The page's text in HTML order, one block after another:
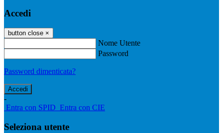
Accedi
button close ×
Nome Utente
Password
Password dimenticata?
-
Entra con SPID Entra con CIE
Seleziona utente